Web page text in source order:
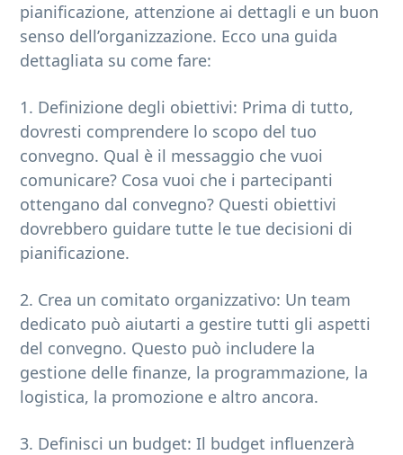
pianificazione, attenzione ai dettagli e un buon
senso dell’organizzazione. Ecco una guida
dettagliata su come fare:
1. Definizione degli obiettivi: Prima di tutto,
dovresti comprendere lo scopo del tuo
convegno. Qual è il messaggio che vuoi
comunicare? Cosa vuoi che i partecipanti
ottengano dal convegno? Questi obiettivi
dovrebbero guidare tutte le tue decisioni di
pianificazione.
2. Crea un comitato organizzativo: Un team
dedicato può aiutarti a gestire tutti gli aspetti
del convegno. Questo può includere la
gestione delle finanze, la programmazione, la
logistica, la promozione e altro ancora.
3. Definisci un budget: Il budget influenzerà